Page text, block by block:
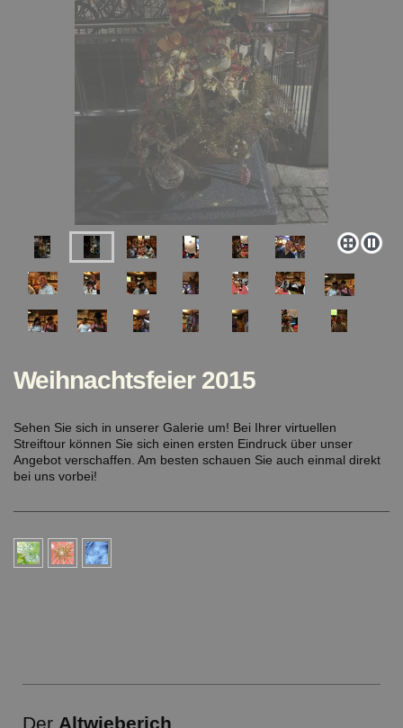
Weihnachtsfeier 2015
Sehen Sie sich in unserer Galerie um! Bei Ihrer virtuellen
Streiftour können Sie sich einen ersten Eindruck über unser
Angebot verschaffen. Am besten schauen Sie auch einmal direkt
bei uns vorbei!